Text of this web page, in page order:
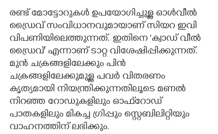
രണ്ട് മോട്ടോറുകൾ ഉപയോഗിച്ചുള്ള ഓൾവീൽ
ഡ്രൈവ് സംവിധാനവുമായാണ് സിയറ ഇവി
വിപണിയിലെത്തുന്നത്. ഇതിനെ 'ക്വാഡ് വീൽ
ഡ്രൈവ്' എന്നാണ് ടാറ്റ വിശേഷിപ്പിക്കുന്നത്.
മുൻ ചക്രങ്ങളിലേക്കും പിൻ
ചക്രങ്ങളിലേക്കുമുള്ള പവർ വിതരണം
കൃത്യമായി നിയന്ത്രിക്കുന്നതിലൂടെ മണൽ
നിറഞ്ഞ റോഡുകളിലും ഓഫ്‌റോഡ്
പാതകളിലും മികച്ച ഗ്രിപ്പും സ്റ്റെബിലിറ്റിയും
വാഹനത്തിന് ലഭിക്കും.